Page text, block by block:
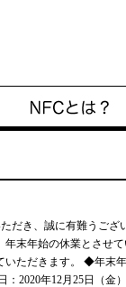
だき、誠に有難うご
年末年始の休業とさせ
ただきます。 ◆年末
：2020年12月25日（